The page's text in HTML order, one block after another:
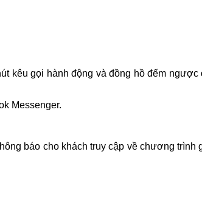
kêu gọi hành động và đồng hồ đếm ngược
Messenger.
báo cho khách truy cập về chương trình